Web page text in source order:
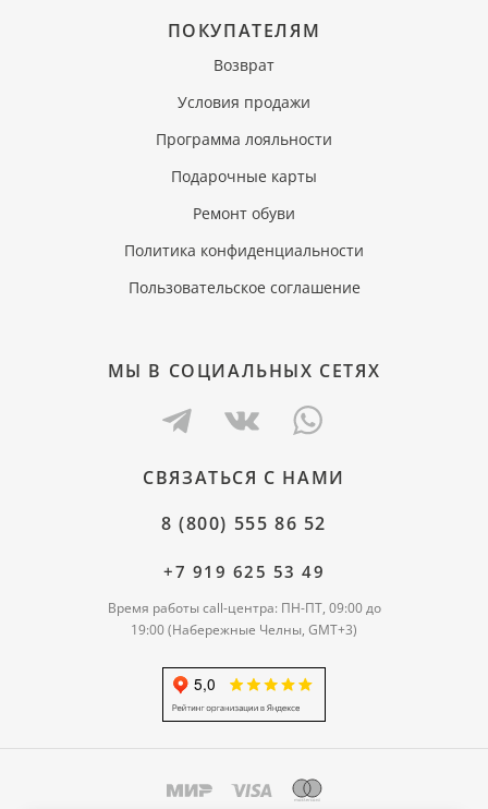
ПОКУПАТЕЛЯМ
Возврат
Условия продажи
Программа лояльности
Подарочные карты
Ремонт обуви
Политика конфиденциальности
Пользовательское соглашение
МЫ В СОЦИАЛЬНЫХ СЕТЯХ
СВЯЗАТЬСЯ С НАМИ
8 (800) 555 86 52
+7 919 625 53 49
Время работы call-центра: ПН-ПТ, 09:00 до
19:00 (Набережные Челны, GMT+3)